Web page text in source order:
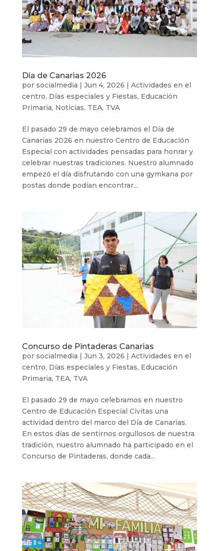
Día de Canarias 2026
por socialmedia | Jun 4, 2026 | Actividades en el
centro, Días especiales y Fiestas, Educación
Primaria, Noticias, TEA, TVA
El pasado 29 de mayo celebramos el Día de
Canarias 2026 en nuestro Centro de Educación
Especial con actividades pensadas para honrar y
celebrar nuestras tradiciones. Nuestro alumnado
empezó el día disfrutando con una gymkana por
postas donde podían encontrar...
Concurso de Pintaderas Canarias
por socialmedia Jun 3, 2026
Actividades en el
centro, Días especiales y Fiestas, Educación
Primaria, TEA, TVA
El pasado 29 de mayo celebramos en nuestro
Centro de Educación Especial Civitas una
actividad dentro del marco del Día de Canarias.
En estos días de sentirnos orgullosos de nuestra
tradición, nuestro alumnado ha participado en el
Concurso de Pintaderas, donde cada...